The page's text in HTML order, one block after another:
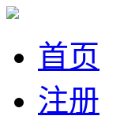
首页
注册